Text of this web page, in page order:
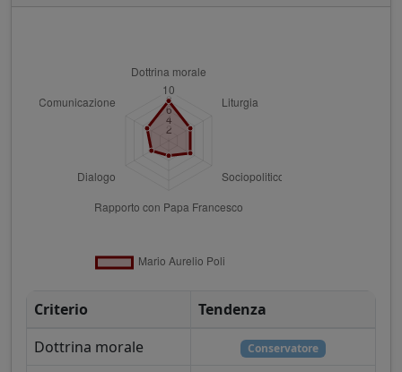
Criterio
Tendenza
Dottrina morale
Conservatore